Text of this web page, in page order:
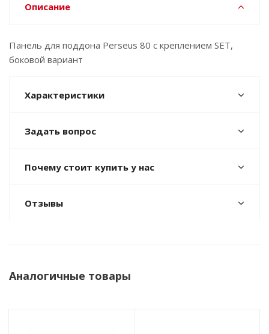
Описание
Панель для поддона Perseus 80 с креплением SET,
боковой вариант
Характеристики
Задать вопрос
Почему стоит купить у нас
Отзывы
Аналогичные товары